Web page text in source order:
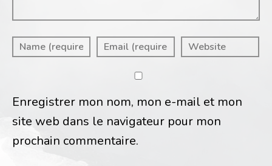
Enregistrer mon nom, mon e-mail et mon
site web dans le navigateur pour mon
prochain commentaire.